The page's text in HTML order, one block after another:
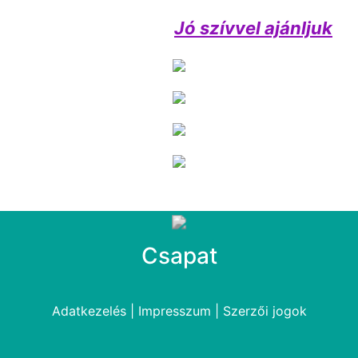
Jó szívvel ajánljuk
Csapat
Adatkezelés| Impresszum Szerzői jogok